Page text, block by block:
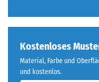
Kostenloses
Material, Farbe und
und kostenlos.